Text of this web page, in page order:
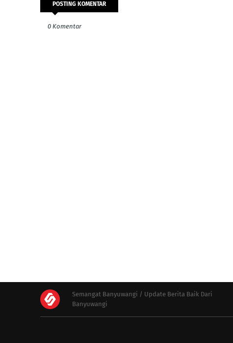
POSTING KOMENTAR
0 Komentar
Semangat Banyuwangi / Update Berita Baik Dari
Banyuwangi